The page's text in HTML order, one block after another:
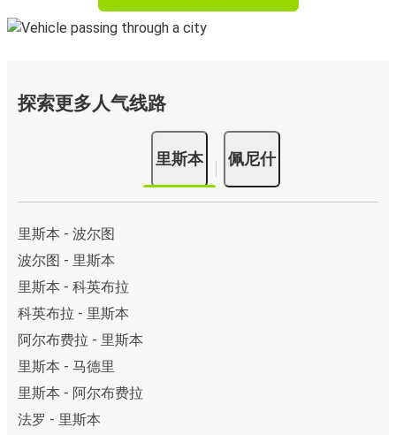
探索更多人气线路
里斯本 佩尼什
里斯本 - 波尔图
波尔图 - 里斯本
里斯本 - 科英布拉
科英布拉 - 里斯本
阿尔布费拉 - 里斯本
里斯本 - 马德里
里斯本 - 阿尔布费拉
法罗 - 里斯本